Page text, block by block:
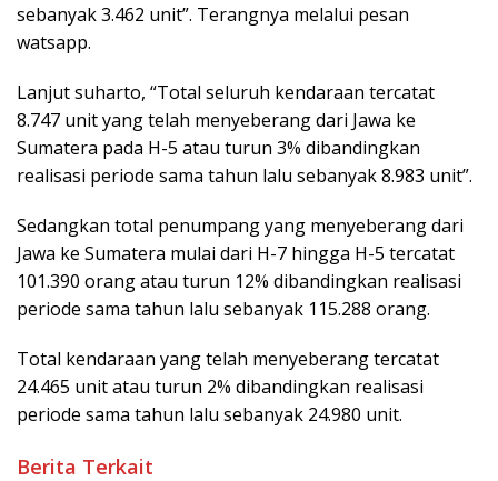
sebanyak 3.462 unit”. Terangnya melalui pesan
watsapp.
Lanjut suharto, “Total seluruh kendaraan tercatat
8.747 unit yang telah menyeberang dari Jawa ke
Sumatera pada H-5 atau turun 3% dibandingkan
realisasi periode sama tahun lalu sebanyak 8.983 unit”.
Sedangkan total penumpang yang menyeberang dari
Jawa ke Sumatera mulai dari H-7 hingga H-5 tercatat
101.390 orang atau turun 12% dibandingkan realisasi
periode sama tahun lalu sebanyak 115.288 orang.
Total kendaraan yang telah menyeberang tercatat
24.465 unit atau turun 2% dibandingkan realisasi
periode sama tahun lalu sebanyak 24.980 unit.
Berita Terkait